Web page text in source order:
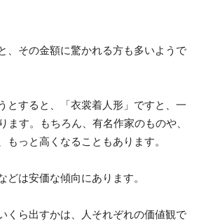
、その金額に驚かれる方も多いようで
とすると、「衣裳着人形」ですと、一
ます。もちろん、有名作家のものや、
もっと高くなることもあります。
どは安価な傾向にあります。
くら出すかは、人それぞれの価値観で